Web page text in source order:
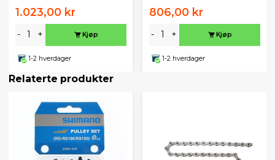
1.023,00 kr
- + Kjøp
1-2 hverdager
806,00 kr
- + Kjøp
1-2 hverdager
Relaterte produkter